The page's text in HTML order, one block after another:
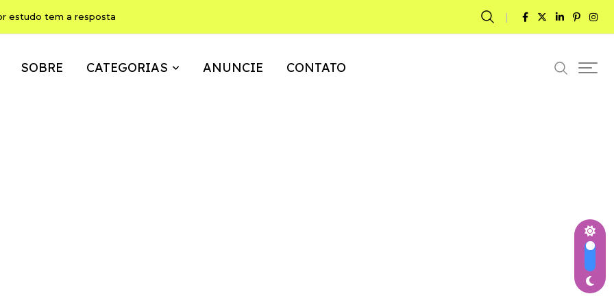
pode ser, ao mesmo tempo, memória, brincadeira e expressão
SOBRE CATEGORIAS ANUNCIE CONTATO